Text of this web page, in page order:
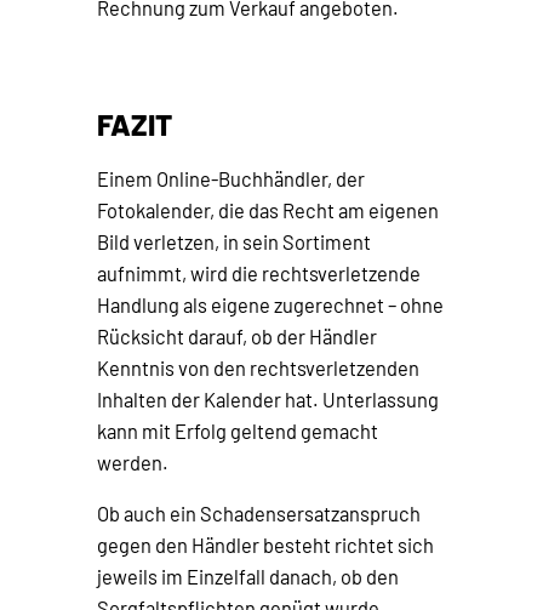
Rechnung zum Verkauf angeboten.
FAZIT
Einem Online-Buchhändler, der
Fotokalender, die das Recht am eigenen
Bild verletzen, in sein Sortiment
aufnimmt, wird die rechtsverletzende
Handlung als eigene zugerechnet – ohne
Rücksicht darauf, ob der Händler
Kenntnis von den rechtsverletzenden
Inhalten der Kalender hat. Unterlassung
kann mit Erfolg geltend gemacht
werden.
Ob auch ein Schadensersatzanspruch
gegen den Händler besteht richtet sich
jeweils im Einzelfall danach, ob den